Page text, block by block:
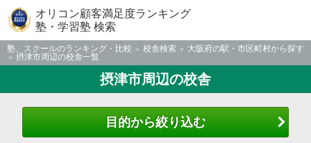
オリコン顧客満足度ランキング
塾・学習塾 検索
塾、スクールのランキング・比較 校舎検索
大阪府の駅・市区町村から探す
摂津市周辺の校舎一覧
摂津市周辺の校舎
目的から絞り込む